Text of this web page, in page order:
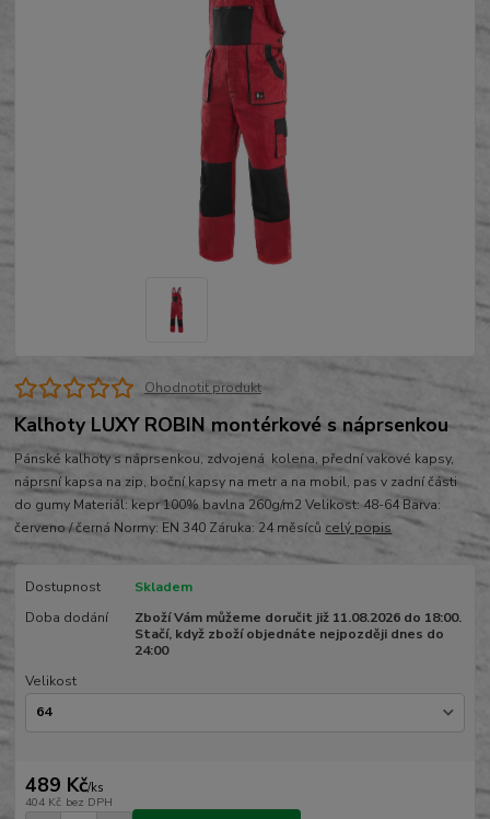
Ohodnotit produkt
Kalhoty LUXY ROBIN montérkové s náprsenkou
Pánské kalhoty s náprsenkou, zdvojená kolena, přední vakové kapsy,
náprsní kapsa na zip, boční kapsy na metr a na mobil, pas v zadní části
do gumy Materiál: kepr 100% bavlna 260g/m2 Velikost: 48-64 Barva:
červeno / černá Normy: EN 340 Záruka: 24 měsíců celý popis
Dostupnost
Skladem
Doba dodání
Zboží Vám můžeme doručit již 11.08.2026 do 18:00.
Stačí, když zboží objednáte nejpozději dnes do
24:00
Velikost
489 Kč/ks
404 Kč bez DPH